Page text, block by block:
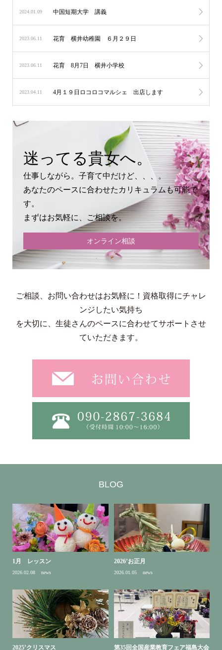
2024.01.09 中国短期大学 講義
2023.06.11 花育 横井幼稚園 ６月２９日
2023.06.11 花育 8月7日 横井小学校
2023.04.11 4月１９日ロコロコマルシェ 出店します
迷ってる貴女へ。
仕事しながら。子育て中だけど、、、。
あなたのペースに合わせたカリキュラムも可能で
す。
まずはお気軽に、ご相談を。
オンライン相談
ご相談、お問い合わせはお気軽に！資格取得にチャレ
ンジしたい気持ち
を大切に、生徒さんのペースに合わせてサポートさせ
ていただきます。
BLOG
1月 レッスン
2026.02.08 news
2026’お正月
2026.01.05 news
2025’クリスマス 第35回全国産業教育フェア福島大会